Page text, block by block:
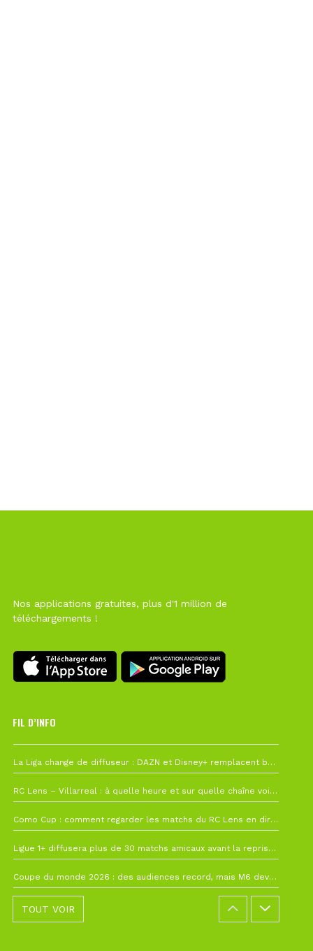
Nos applications gratuites, plus d'1 million de
téléchargements !
FIL D’INFO
La Liga change de diffuseur : DAZN et Disney+ remplacent beIN Sports !
RC Lens – Villarreal : à quelle heure et sur quelle chaîne voir la finale de la Como Cup ?
Como Cup : comment regarder les matchs du RC Lens en direct ?
Ligue 1+ diffusera plus de 30 matchs amicaux avant la reprise de la Ligue 1
Coupe du monde 2026 : des audiences record, mais M6 devrait perdre très gros !
TOUT VOIR